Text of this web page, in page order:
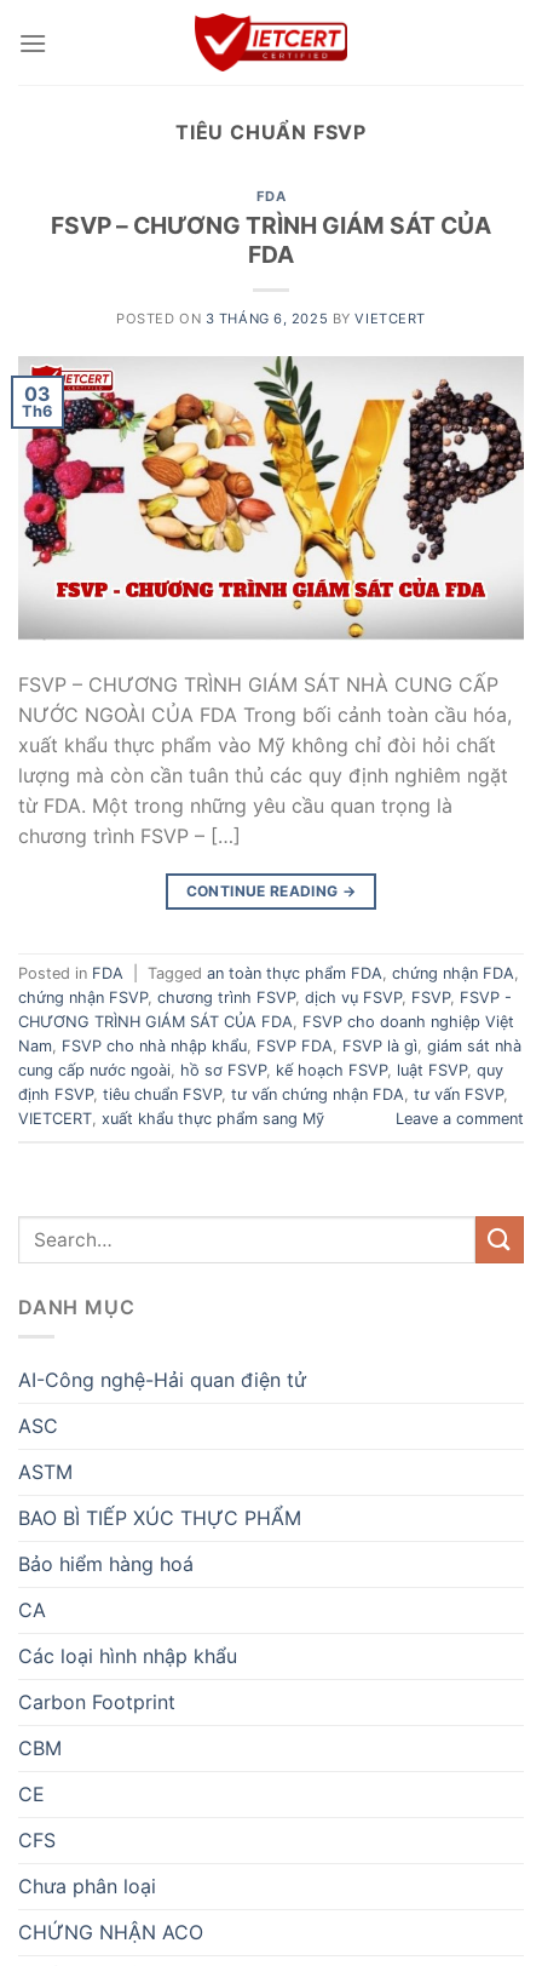
TIÊU CHUẨN FSVP
FDA
FSVP – CHƯƠNG TRÌNH GIÁM SÁT CỦA
FDA
POSTED ON 3 THÁNG 6, 2025 BYVIETCERT
03
Th6
FSVP – CHƯƠNG TRÌNH GIÁM SÁT NHÀ CUNG CẤP
NƯỚC NGOÀI CỦA FDA Trong bối cảnh toàn cầu hóa,
xuất khẩu thực phẩm vào Mỹ không chỉ đòi hỏi chất
lượng mà còn cần tuân thủ các quy định nghiêm ngặt
từ FDA. Một trong những yêu cầu quan trọng là
chương trình FSVP – […]
CONTINUE READING →
Posted in FDA Tagged an toàn thực phẩm FDA, chứng nhận FDA,
chứng nhận FSVP, chương trình FSVP, dịch vụ FSVP, FSVP, FSVP -
CHƯƠNG TRÌNH GIÁM SÁT CỦA FDA, FSVP cho doanh nghiệp Việt
Nam, FSVP cho nhà nhập khẩu, FSVP FDA, FSVP là gì, giám sát nhà
cung cấp nước ngoài, hồ sơ FSVP, kế hoạch FSVP, luật FSVP, quy
định FSVP, tiêu chuẩn FSVP, tư vấn chứng nhận FDA, tư vấn FSVP,
VIETCERT, xuất khẩu thực phẩm sang Mỹ Leave a comment
DANH MỤC
AI-Công nghệ-Hải quan điện tử
ASC
ASTM
BAO BÌ TIẾP XÚC THỰC PHẨM
Bảo hiểm hàng hoá
CA
Các loại hình nhập khẩu
Carbon Footprint
CBM
CE
CFS
Chưa phân loại
CHỨNG NHẬN ACO